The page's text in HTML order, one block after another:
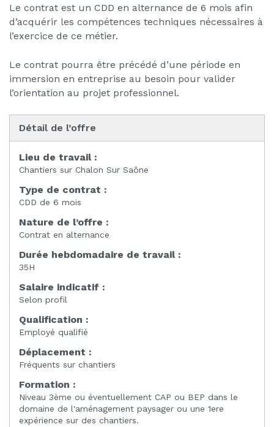
Le contrat est un CDD en alternance de 6 mois afin
d’acquérir les compétences techniques nécessaires à
l’exercice de ce métier.
Le contrat pourra être précédé d’une période en
immersion en entreprise au besoin pour valider
l’orientation au projet professionnel.
Détail de l’offre
Lieu de travail :
Chantiers sur Chalon Sur Saône
Type de contrat :
CDD de 6 mois
Nature de l’offre :
Contrat en alternance
Durée hebdomadaire de travail :
35H
Salaire indicatif :
Selon profil
Qualification :
Employé qualifié
Déplacement :
Fréquents sur chantiers
Formation :
Niveau 3ème ou éventuellement CAP ou BEP dans le
domaine de l'aménagement paysager ou une 1ere
expérience sur des chantiers.